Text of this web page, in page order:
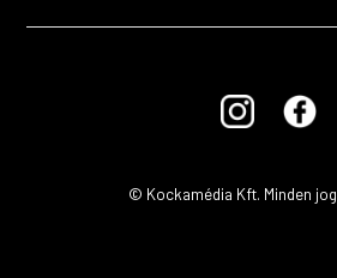
© Kockamédia Kft. Minden